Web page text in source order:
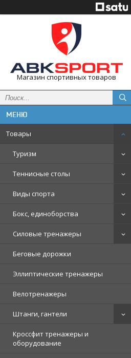
Магазин спортивных товаров
Товары
Туризм
Теннисные столы
Виды спорта
Бокс, единоборства
Силовые тренажеры
Беговые дорожки
Эллиптические тренажеры
Велотренажеры
Штанги, гантели
Кроссфит тренажеры и
оборудование